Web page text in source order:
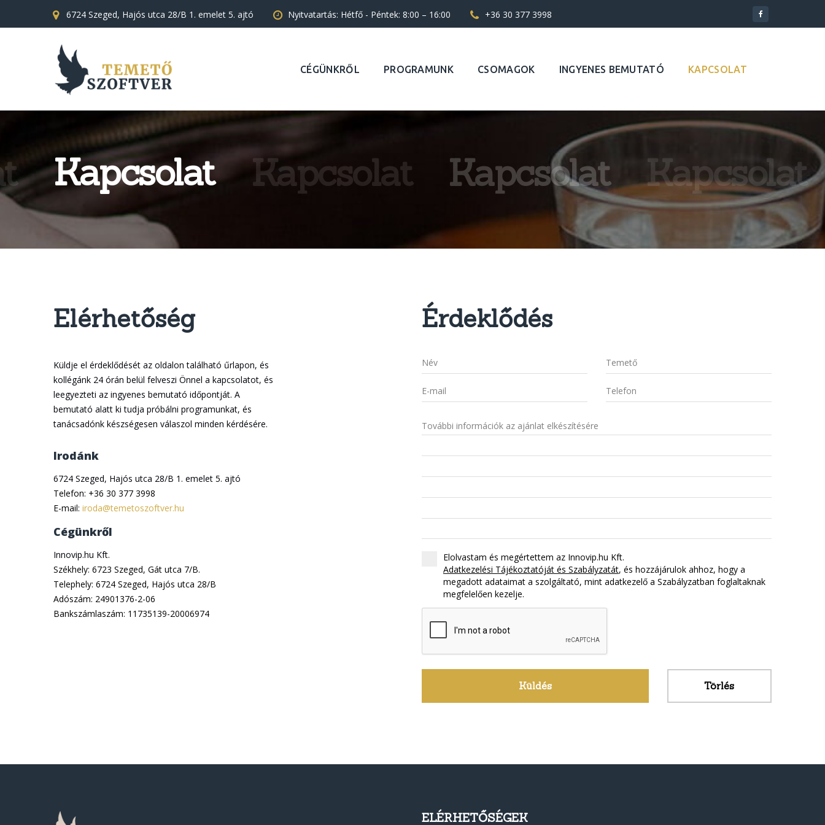
6724 Szeged, Hajós utca 28/B 1. emelet 5. ajtó Nyitvatartás: Hétfő - Péntek: 8:00 – 16:00 +36 30 377 3998
CÉGÜNKRŐL PROGRAMUNK CSOMAGOK INGYENES BEMUTATÓ KAPCSOLAT
Kapcsolat Kapcsolat Kapcsolat Kapcsolat
Elérhetőség
Küldje el érdeklődését az oldalon található űrlapon, és
kollégánk 24 órán belül felveszi Önnel a kapcsolatot, és
leegyezteti az ingyenes bemutató időpontját. A
bemutató alatt ki tudja próbálni programunkat, és
tanácsadónk készségesen válaszol minden kérdésére.
Irodánk
6724 Szeged, Hajós utca 28/B 1. emelet 5. ajtó
Telefon +36 30 377 3998
E-mail iroda@temetoszoftver.hu
Cégünkről
Innovip.hu Kft.
Székhely 6723 Szeged, Gát utca 7/B.
Telephely 6724 Szeged, Hajós utca 28/B
Adószám 24901376-2-06
Bankszámlaszám 11735139-20006974
Érdeklődés
Név Temető
E-mail Telefon
További információk az ajánlat elkészítésére
Elolvastam és megértettem az Innovip.hu Kft.
Adatkezelési Tájékoztatóját és Szabályzatát, és hozzájárulok ahhoz, hogy a
megadott adataimat a szolgáltató, mint adatkezelő a Szabályzatban foglaltaknak
megfelelően kezelje.
Törlés
ELÉRHETŐSÉGEK